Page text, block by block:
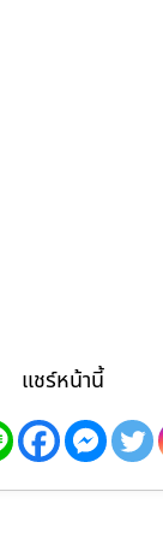
แชร์หน้านี้